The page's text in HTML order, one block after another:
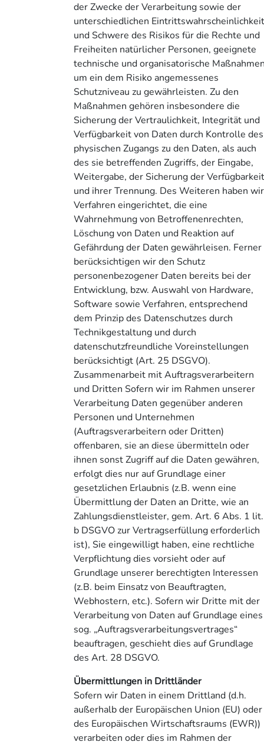
der Zwecke der Verarbeitung sowie der
unterschiedlichen
und Schwere des Risikos für die Rechte und
Freiheiten natürlicher Personen, geeignete
technische und organisatorische
um ein dem Risiko angemessenes
Schutzniveau zu gewährleisten. Zu den
Maßnahmen gehören insbesondere die
Sicherung der Vertraulichkeit, Integrität und
Verfügbarkeit von Daten durch Kontrolle des
physischen Zugangs zu den Daten, als auch
des sie betreffenden Zugriffs, der Eingabe,
Weitergabe, der Sicherung der
und ihrer Trennung. Des Weiteren haben wir
Verfahren eingerichtet, die eine
Wahrnehmung von Betroffenenrechten,
Löschung von Daten und Reaktion auf
Gefährdung der Daten gewährleisen. Ferner
berücksichtigen wir den Schutz
personenbezogener Daten bereits bei der
Entwicklung, bzw. Auswahl von Hardware,
Software sowie Verfahren, entsprechend
dem Prinzip des Datenschutzes durch
Technikgestaltung und durch
datenschutzfreundliche Voreinstellungen
berücksichtigt (Art. 25 DSGVO).
Zusammenarbeit mit Auftragsverarbeitern
und Dritten Sofern wir im Rahmen unserer
Verarbeitung Daten gegenüber anderen
Personen und Unternehmen
(Auftragsverarbeitern oder Dritten)
offenbaren, sie an diese übermitteln oder
ihnen sonst Zugriff auf die Daten gewähren,
erfolgt dies nur auf Grundlage einer
gesetzlichen Erlaubnis (z.B. wenn eine
Übermittlung der Daten an Dritte, wie an
Zahlungsdienstleister, gem. Art. 6 Abs. 1 lit.
b DSGVO zur Vertragserfüllung erforderlich
ist), Sie eingewilligt haben, eine rechtliche
Verpflichtung dies vorsieht oder auf
Grundlage unserer berechtigten Interessen
(z.B. beim Einsatz von Beauftragten,
Webhostern, etc.). Sofern wir Dritte mit der
Verarbeitung von Daten auf Grundlage eines
sog. „Auftragsverarbeitungsvertrages“
beauftragen, geschieht dies auf Grundlage
des Art. 28 DSGVO.
Übermittlungen in Drittländer
Sofern wir Daten in einem Drittland (d.h.
außerhalb der Europäischen Union (EU) oder
des Europäischen Wirtschaftsraums (EWR))
verarbeiten oder dies im Rahmen der